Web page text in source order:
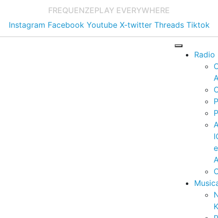
FREQUENZEPLAY EVERYWHERE
Instagram Facebook Youtube X-twitter Threads Tiktok
Radio
e